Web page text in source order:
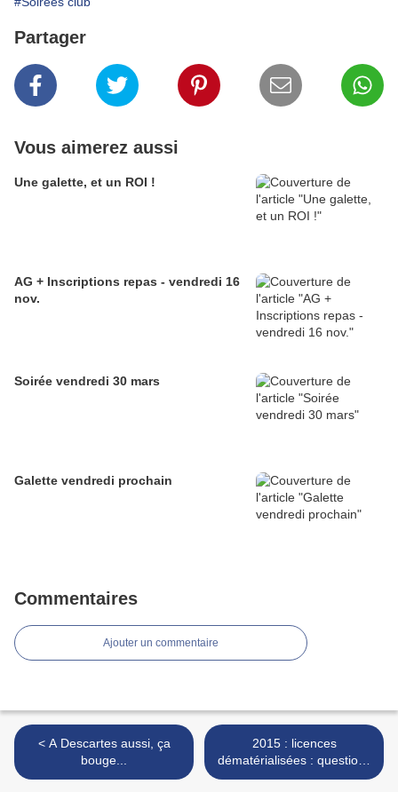
Partager
Vous aimerez aussi
Une galette, et un ROI !
AG + Inscriptions repas - vendredi 16
nov.
Soirée vendredi 30 mars
Galette vendredi prochain
Commentaires
Ajouter un commentaire
< A Descartes aussi, ça
bouge...
2015 : licences
dématérialisées : questions
/ réponses >